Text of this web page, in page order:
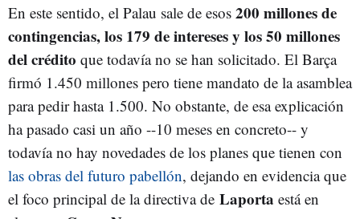
En este sentido, el Palau sale de esos 200 millones de
contingencias, los 179 de intereses y los 50 millones
del crédito que todavía no se han solicitado. El Barça
firmó 1.450 millones pero tiene mandato de la asamblea
para pedir hasta 1.500. No obstante, de esa explicación
ha pasado casi un año --10 meses en concreto-- y
todavía no hay novedades de los planes que tienen con
las obras del futuro pabellón, dejando en evidencia que
el foco principal de la directiva de Laporta está en